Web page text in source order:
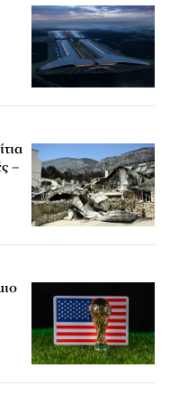
–